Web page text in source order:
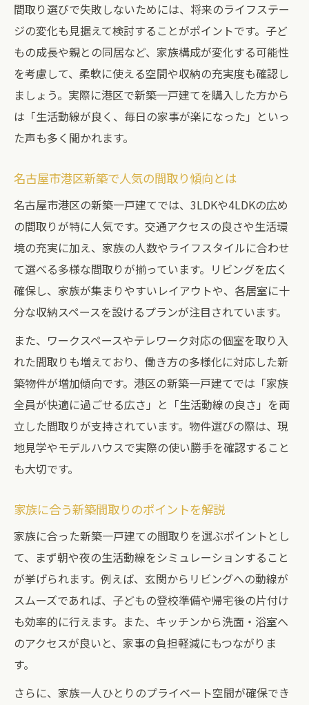
間取り選びで失敗しないためには、将来のライフステー
ジの変化も見据えて検討することがポイントです。子ど
もの成長や親との同居など、家族構成が変化する可能性
を考慮して、柔軟に使える空間や収納の充実度も確認し
ましょう。実際に港区で新築一戸建てを購入した方から
は「生活動線が良く、毎日の家事が楽になった」といっ
た声も多く聞かれます。
名古屋市港区新築で人気の間取り傾向とは
名古屋市港区の新築一戸建てでは、3LDKや4LDKの広め
の間取りが特に人気です。交通アクセスの良さや生活環
境の充実に加え、家族の人数やライフスタイルに合わせ
て選べる多様な間取りが揃っています。リビングを広く
確保し、家族が集まりやすいレイアウトや、各居室に十
分な収納スペースを設けるプランが注目されています。
また、ワークスペースやテレワーク対応の個室を取り入
れた間取りも増えており、働き方の多様化に対応した新
築物件が増加傾向です。港区の新築一戸建てでは「家族
全員が快適に過ごせる広さ」と「生活動線の良さ」を両
立した間取りが支持されています。物件選びの際は、現
地見学やモデルハウスで実際の使い勝手を確認すること
も大切です。
家族に合う新築間取りのポイントを解説
家族に合った新築一戸建ての間取りを選ぶポイントとし
て、まず朝や夜の生活動線をシミュレーションすること
が挙げられます。例えば、玄関からリビングへの動線が
スムーズであれば、子どもの登校準備や帰宅後の片付け
も効率的に行えます。また、キッチンから洗面・浴室へ
のアクセスが良いと、家事の負担軽減にもつながりま
す。
さらに、家族一人ひとりのプライベート空間が確保でき